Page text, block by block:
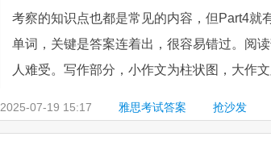
考察的知识点也都是常见的内容，但Part4就
单词，关键是答案连着出，很容易错过。阅
人难受。写作部分，小作文为柱状图，大作
2025-07-19 15:17 雅思考试答案 抢沙发